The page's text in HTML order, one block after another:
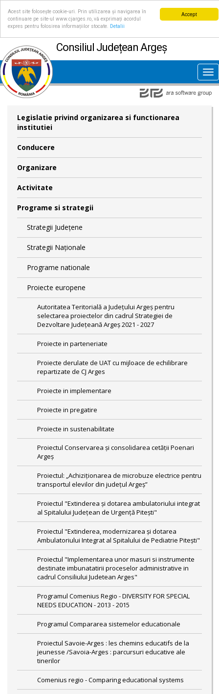
Accept
Acest site folosește cookie-uri. Prin utilizarea și navigarea în
continuare pe site-ul www.cjarges.ro, vă exprimați acordul
expres pentru folosirea informațiilor stocate.
Detalii
Consiliul Județean Argeș
Legislatie privind organizarea si functionarea
institutiei
Conducere
Organizare
Activitate
Programe si strategii
Strategii Județene
Strategii Naționale
Programe nationale
Proiecte europene
Autoritatea Teritorială a Județului Argeș pentru
selectarea proiectelor din cadrul Strategiei de
Dezvoltare Județeană Argeș 2021 - 2027
Proiecte in parteneriate
Proiecte derulate de UAT cu mijloace de echilibrare
repartizate de CJ Arges
Proiecte in implementare
Proiecte in pregatire
Proiecte in sustenabilitate
Proiectul Conservarea și consolidarea cetății Poenari
Argeş
Proiectul: „Achiziționarea de microbuze electrice pentru
transportul elevilor din județul Argeș”
Proiectul "Extinderea și dotarea ambulatoriului integrat
al Spitalului Județean de Urgență Pitești"
Proiectul "Extinderea, modernizarea și dotarea
Ambulatoriului Integrat al Spitalului de Pediatrie Pitești"
Proiectul "Implementarea unor masuri si instrumente
destinate imbunatatirii proceselor administrative in
cadrul Consiliului Judetean Arges"
Programul Comenius Regio - DIVERSITY FOR SPECIAL
NEEDS EDUCATION - 2013 - 2015
Programul Compararea sistemelor educationale
Proiectul Savoie-Arges : les chemins educatifs de la
jeunesse /Savoia-Arges : parcursuri educative ale
tinerilor
Comenius regio - Comparing educational systems